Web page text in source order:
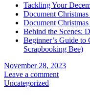
Tackling Your
Document
Document
Behind the Scenes:
Beginner’s Guide
Scrapbooking Bee)
November 28, 2023
Leave a comment
Uncategorized